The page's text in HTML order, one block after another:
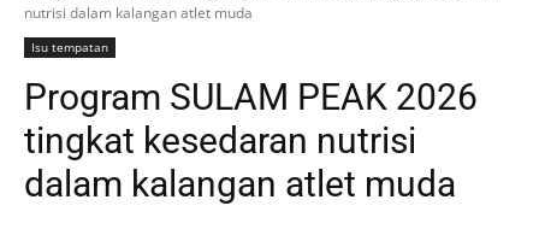
nutrisi dalam kalangan atlet muda
Isu tempatan
Program SULAM PEAK 2026
tingkat kesedaran nutrisi
dalam kalangan atlet muda